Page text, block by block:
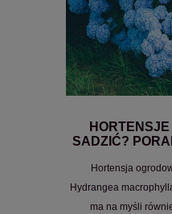
SADZIĆ?
Hortensja
Hydrangea
ma na myśli